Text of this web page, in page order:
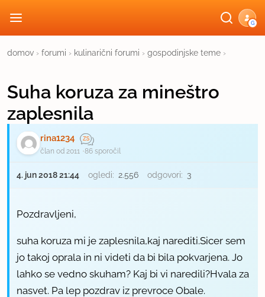
G
domov › forumi › kulinarični forumi › gospodinjske teme ›
Suha koruza za mineštro
zaplesnila
rina1234
član od 2011 86 sporočil
4. jun 2018 21:44 ogledi: 2.556 odgovori: 3
Pozdravljeni,
suha koruza mi je zaplesnila,kaj narediti.Sicer sem
jo takoj oprala in ni videti da bi bila pokvarjena. Jo
lahko se vedno skuham? Kaj bi vi naredili?Hvala za
nasvet. Pa lep pozdrav iz prevroce Obale.